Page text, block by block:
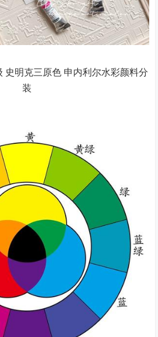
史明克三原色 申内利尔水彩颜料分
装